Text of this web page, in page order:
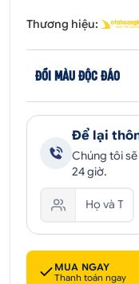
Thương hiệu:
ĐỔI MÀU ĐỘC ĐÁO
Để lại
Chúng tôi
24 giờ.
MUA NGAY
Thanh toán ngay